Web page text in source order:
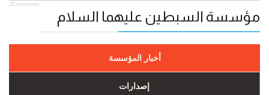
JComments
مؤسسة السبطين عليهما السلام
أخبار المؤسسة
إصدارات